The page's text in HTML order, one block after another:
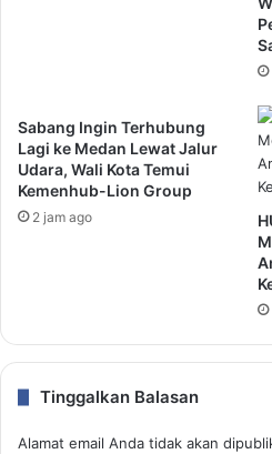
Sabang Ingin Terhubung
Lagi ke Medan Lewat Jalur
Udara, Wali Kota Temui
Kemenhub-Lion Group
2 jam ago
Tinggalkan Balasan
Alamat email Anda tidak akan